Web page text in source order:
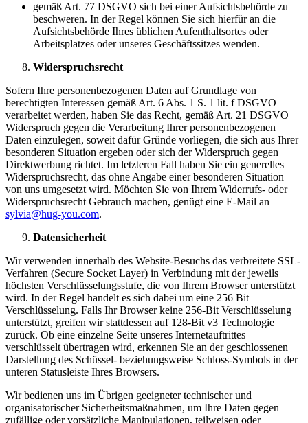
gemäß Art. 77 DSGVO sich bei einer Aufsichtsbehörde zu
beschweren. In der Regel können Sie sich hierfür an die
Aufsichtsbehörde Ihres üblichen Aufenthaltsortes oder
Arbeitsplatzes oder unseres Geschäftssitzes wenden.
Widerspruchsrecht
Sofern Ihre personenbezogenen Daten auf Grundlage von
berechtigten Interessen gemäß Art. 6 Abs. 1 S. 1 lit. f DSGVO
verarbeitet werden, haben Sie das Recht, gemäß Art. 21 DSGVO
Widerspruch gegen die Verarbeitung Ihrer personenbezogenen
Daten einzulegen, soweit dafür Gründe vorliegen, die sich aus Ihrer
besonderen Situation ergeben oder sich der Widerspruch gegen
Direktwerbung richtet. Im letzteren Fall haben Sie ein generelles
Widerspruchsrecht, das ohne Angabe einer besonderen Situation
von uns umgesetzt wird. Möchten Sie von Ihrem Widerrufs- oder
Widerspruchsrecht Gebrauch machen, genügt eine E-Mail an
sylvia@hug-you.com.
Datensicherheit
Wir verwenden innerhalb des Website-Besuchs das verbreitete SSL-
Verfahren (Secure Socket Layer) in Verbindung mit der jeweils
höchsten Verschlüsselungsstufe, die von Ihrem Browser unterstützt
wird. In der Regel handelt es sich dabei um eine 256 Bit
Verschlüsselung. Falls Ihr Browser keine 256-Bit Verschlüsselung
unterstützt, greifen wir stattdessen auf 128-Bit v3 Technologie
zurück. Ob eine einzelne Seite unseres Internetauftrittes
verschlüsselt übertragen wird, erkennen Sie an der geschlossenen
Darstellung des Schüssel- beziehungsweise Schloss-Symbols in der
unteren Statusleiste Ihres Browsers.
Wir bedienen uns im Übrigen geeigneter technischer und
organisatorischer Sicherheitsmaßnahmen, um Ihre Daten gegen
zufällige oder vorsätzliche Manipulationen, teilweisen oder